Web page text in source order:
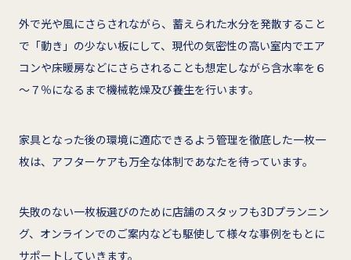
外で光や風にさらされながら、蓄えられた水分を発散すること
で「動き」の少ない板にして、現代の気密性の高い室内でエア
コンや床暖房などにさらされることも想定しながら含水率を６
～７％になるまで機械乾燥及び養生を行います。
家具となった後の環境に適応できるよう管理を徹底した一枚一
枚は、アフターケアも万全な体制であなたを待っています。
失敗のない一枚板選びのために店舗のスタッフも3Dプランニン
グ、オンラインでのご案内なども駆使して様々な事例をもとに
サポートしていきます。